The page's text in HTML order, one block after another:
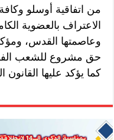
من اتفاقية أوسلو وكافة
الاعتراف بالعضوية
وعاصمتها القدس،
حق مشروع للشعب
كما يؤكد عليها القانون